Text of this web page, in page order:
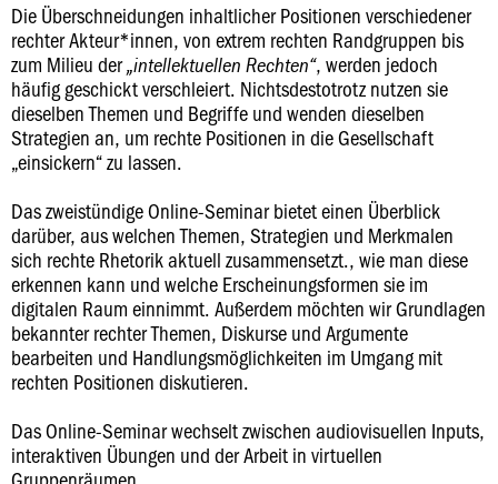
Die Überschneidungen inhaltlicher Positionen verschiedener
rechter Akteur*innen, von extrem rechten Randgruppen bis
zum Milieu der„intellektuellen Rechten“, werden jedoch
häufig geschickt verschleiert. Nichtsdestotrotz nutzen sie
dieselben Themen und Begriffe und wenden dieselben
Strategien an, um rechte Positionen in die Gesellschaft
„einsickern“ zu lassen.
Das zweistündige Online-Seminar bietet einen Überblick
darüber, aus welchen Themen, Strategien und Merkmalen
sich rechte Rhetorik aktuell zusammensetzt., wie man diese
erkennen kann und welche Erscheinungsformen sie im
digitalen Raum einnimmt. Außerdem möchten wir Grundlagen
bekannter rechter Themen, Diskurse und Argumente
bearbeiten und Handlungsmöglichkeiten im Umgang mit
rechten Positionen diskutieren.
Das Online-Seminar wechselt zwischen audiovisuellen Inputs,
interaktiven Übungen und der Arbeit in virtuellen